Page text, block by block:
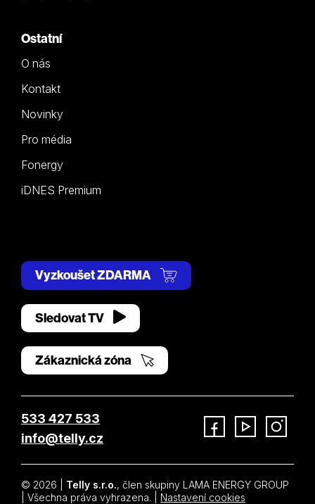
Ostatní
O nás
Kontakt
Novinky
Pro média
Fonergy
iDNES Premium
Vyzkoušet ZDARMA
Sledovat TV
Zákaznická zóna
533 427 533
info@telly.cz
© 2026 | Telly s.r.o., člen skupiny LAMA ENERGY GROUP
| Všechna práva vyhrazena. | Nastavení cookies